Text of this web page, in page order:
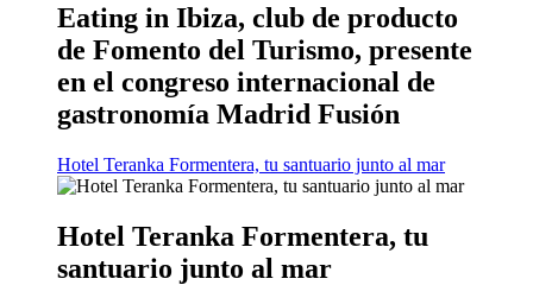
Eating in Ibiza, club de producto
de Fomento del Turismo, presente
en el congreso internacional de
gastronomía Madrid Fusión
Hotel Teranka Formentera, tu santuario junto al mar
Hotel Teranka Formentera, tu
santuario junto al mar